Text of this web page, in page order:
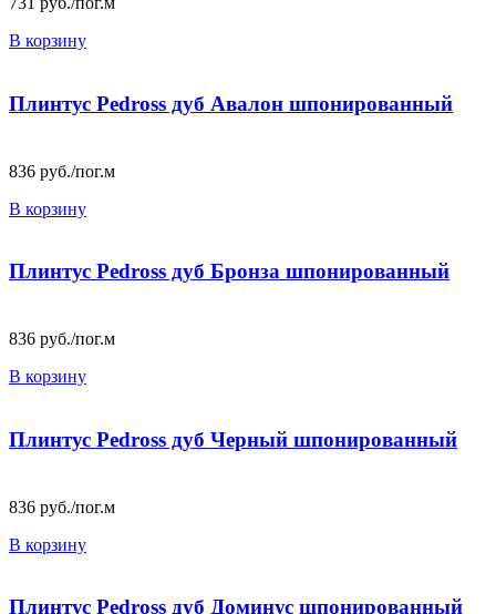
В корзину
Плинтус Pedross дуб Авалон шпонированный
836 руб./пог.м
В корзину
Плинтус Pedross дуб Бронза шпонированный
836 руб./пог.м
В корзину
Плинтус Pedross дуб Черный шпонированный
836 руб./пог.м
В корзину
Плинтус Pedross дуб Доминус шпонированный